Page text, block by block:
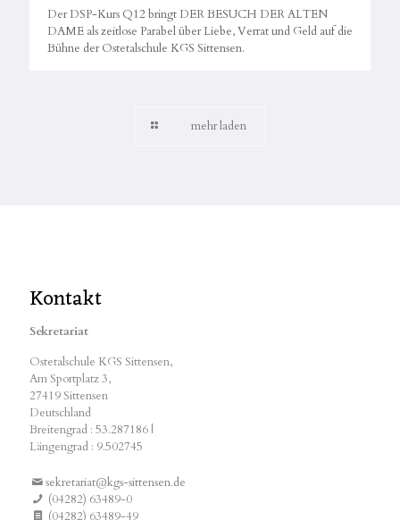
Der DSP-Kurs Q12 bringt DER BESUCH DER ALTEN
DAME als zeitlose Parabel über Liebe, Verrat und Geld auf die
Bühne der Ostetalschule KGS Sittensen.
mehr laden
Kontakt
Sekretariat
Ostetalschule KGS Sittensen,
Am Sportplatz 3,
27419 Sittensen
Deutschland
Breitengrad : 53.287186 |
Längengrad : 9.502745
sekretariat@kgs-sittensen.de
(04282) 63489-0
(04282) 63489-49